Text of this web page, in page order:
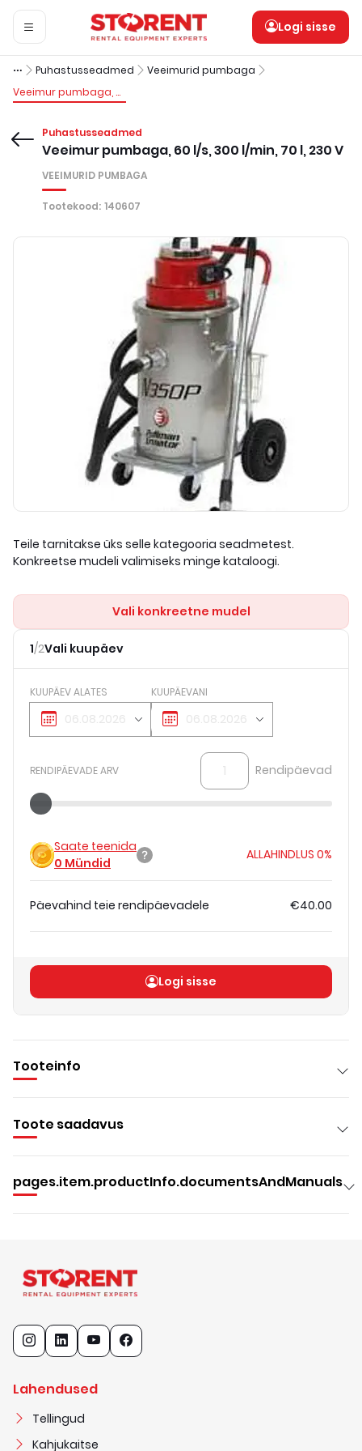
Logi sisse
Puhastusseadmed
Veeimurid pumbaga
Veeimur pumbaga, 60 l/s, 300 l/min, 70 l, 230 V
Puhastusseadmed
Veeimur pumbaga, 60 l/s, 300 l/min, 70 l, 230 V
VEEIMURID PUMBAGA
Tootekood: 140607
Teile tarnitakse üks selle kategooria seadmetest.
Konkreetse mudeli valimiseks minge kataloogi.
Vali konkreetne mudel
1/2Vali kuupäev
KUUPÄEV ALATES KUUPÄEVANI
RENDIPÄEVADE ARV Rendipäevad
Saate teenida
0 Mündid
ALLAHINDLUS 0%
Päevahind teie rendipäevadele €40.00
Logi sisse
Tooteinfo
Toote saadavus
pages.item.productInfo.documentsAndManuals
Lahendused
Tellingud
Kahjukaitse